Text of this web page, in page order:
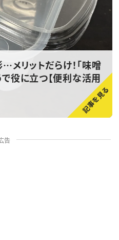
…メリットだらけ！「味噌
役に立つ【便利な活用
告